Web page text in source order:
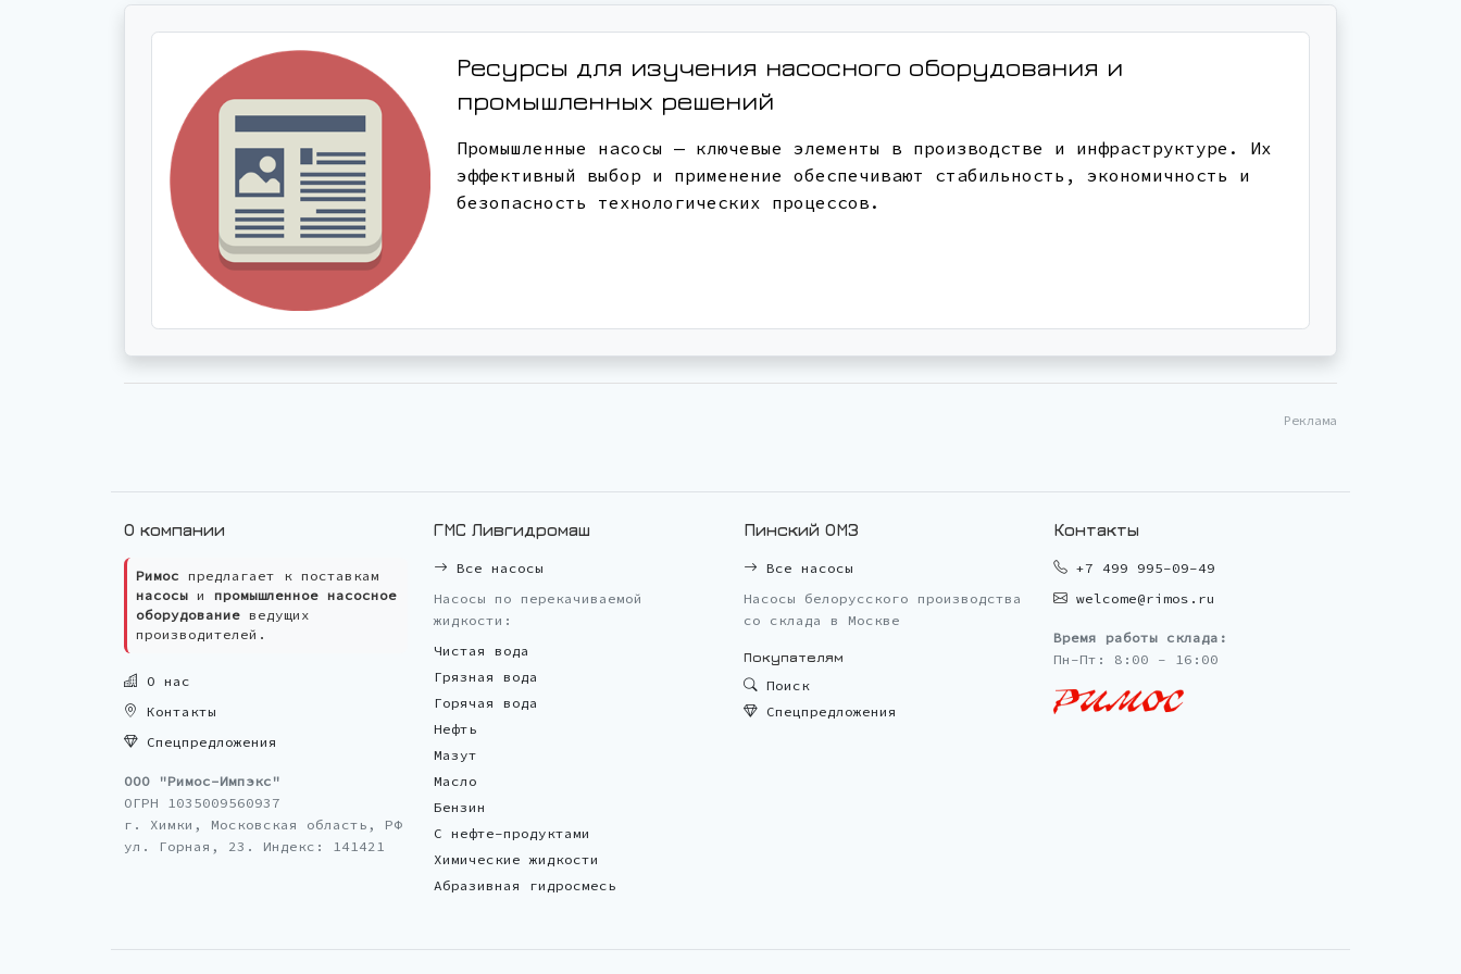
Ресурсы для изучения насосного оборудования и
промышленных решений
Промышленные насосы — ключевые элементы в производстве и инфраструктуре. Их
эффективный выбор и применение обеспечивают стабильность, экономичность и
безопасность технологических процессов.
Реклама
О компании
Римос предлагает к поставкам
насосы и промышленное насосное
оборудование ведущих
производителей.
О нас
Контакты
Спецпредложения
ООО "Римос-Импэкс"
ОГРН 1035009560937
г. Химки, Московская область, РФ
ул. Горная, 23. Индекс: 141421
ГМС Ливгидромаш
Все насосы
Насосы по перекачиваемой
жидкости:
Чистая вода
Грязная вода
Горячая вода
Нефть
Мазут
Масло
Бензин
С нефте-продуктами
Химические жидкости
Абразивная гидросмесь
Пинский ОМЗ
Все насосы
Насосы белорусского производства
со склада в Москве
Покупателям
Поиск
Спецпредложения
Контакты
+7 499 995-09-49
welcome@rimos.ru
Время работы склада:
Пн-Пт: 8:00 - 16:00